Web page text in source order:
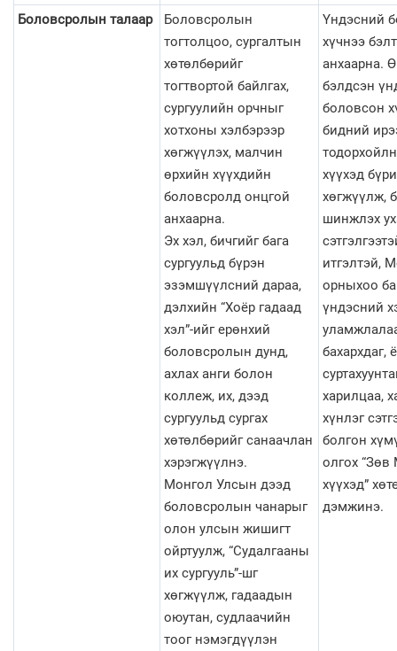
Боловсролын талаар
Боловсролын
тогтолцоо, сургалтын
хөтөлбөрийг
тогтвортой байлгах,
сургуулийн орчныг
хотхоны хэлбэрээр
хөгжүүлэх, малчин
өрхийн хүүхдийн
боловсролд онцгой
анхаарна.
Эх хэл, бичгийг бага
сургуульд бүрэн
эзэмшүүлсний дараа,
дэлхийн “Хоёр гадаад
хэл”-ийг ерөнхий
боловсролын дунд,
ахлах анги болон
коллеж, их, дээд
сургуульд сургах
хөтөлбөрийг санаачлан
хэрэгжүүлнэ.
Монгол Улсын дээд
боловсролын чанарыг
олон улсын жишигт
ойртуулж, “Судалгааны
их сургууль”-шг
хөгжүүлж, гадаадын
оюутан, судлаачийн
тоог нэмэгдүүлэн
Үндэсний
хүчнээ
анхаарна.
бэлдсэн
боловсон
бидний
хүүхэд
хөгжүүлж,
шинжлэх
итгэлтэй,
орныхоо
үндэсний
бахархдаг,
харилцаа,
хүнлэг
болгон
олгох
хүүхэд”
дэмжинэ.